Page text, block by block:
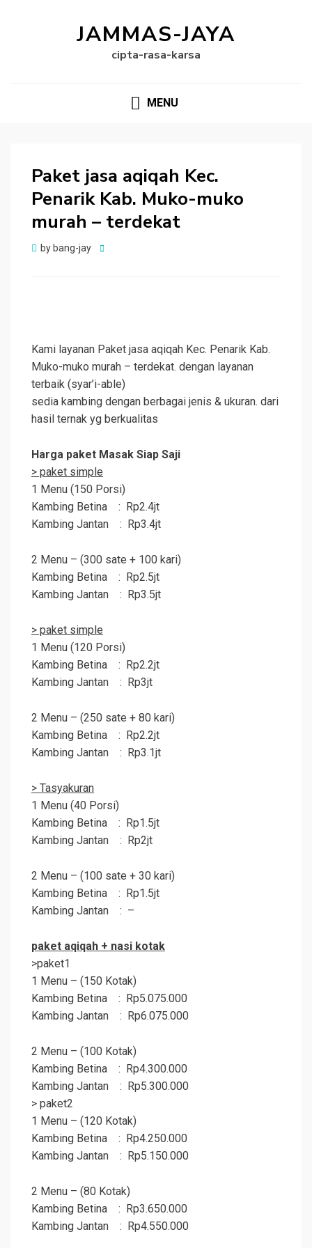
JAMMAS-JAYA
cipta-rasa-karsa
MENU
Paket jasa aqiqah Kec.
Penarik Kab. Muko-muko
murah – terdekat
by bang-jay
Posted
Kami layanan Paket jasa aqiqah Kec. Penarik Kab.
Muko-muko murah – terdekat. dengan layanan
terbaik (syar’i-able)
sedia kambing dengan berbagai jenis & ukuran. dari
hasil ternak yg berkualitas
Harga paket Masak Siap Saji
> paket simple
1 Menu (150 Porsi)
Kambing Betina : Rp2.4jt
Kambing Jantan : Rp3.4jt
2 Menu – (300 sate + 100 kari)
Kambing Betina : Rp2.5jt
Kambing Jantan : Rp3.5jt
> paket simple
1 Menu (120 Porsi)
Kambing Betina : Rp2.2jt
Kambing Jantan : Rp3jt
2 Menu – (250 sate + 80 kari)
Kambing Betina : Rp2.2jt
Kambing Jantan : Rp3.1jt
> Tasyakuran
1 Menu (40 Porsi)
Kambing Betina : Rp1.5jt
Kambing Jantan : Rp2jt
2 Menu – (100 sate + 30 kari)
Kambing Betina : Rp1.5jt
Kambing Jantan : –
paket aqiqah + nasi kotak
>paket1
1 Menu – (150 Kotak)
Kambing Betina : Rp5.075.000
Kambing Jantan : Rp6.075.000
2 Menu – (100 Kotak)
Kambing Betina : Rp4.300.000
Kambing Jantan : Rp5.300.000
> paket2
1 Menu – (120 Kotak)
Kambing Betina : Rp4.250.000
Kambing Jantan : Rp5.150.000
2 Menu – (80 Kotak)
Kambing Betina : Rp3.650.000
Kambing Jantan : Rp4.550.000